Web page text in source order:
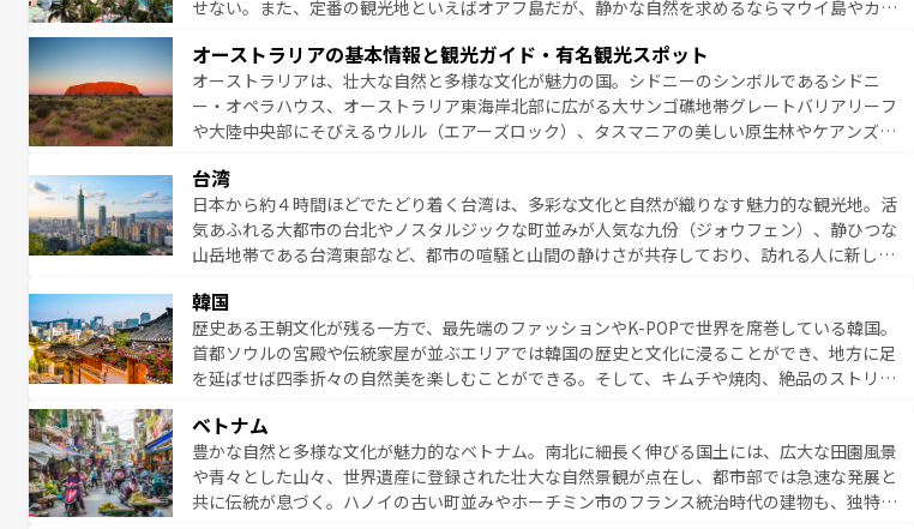
旅のスタイルだ。 なお、新着のアメリカ情報はコンテンツ一覧を参照してほしい。
せない。また、定番の観光地といえばオアフ島だが、静かな自然を求めるならマウイ島やカウ
る。「アロハスピリット」と呼ばれるおもてなしの心で訪れる人々を迎えてくれるハワイの
人々、おいしいローカルフードやハワイアンミュージック、伝統的なフラダンスなど、すべて
がハワイの魅力を彩っている。訪れるたびに新しい発見と感動が待っているハワイを、存分に
味わってほしい。 なお、新着のハワイ情報はコンテンツ一覧を参照してほしい。
オーストラリアの基本情報と観光ガイド・有名観光スポット
オーストラリアは、壮大な自然と多様な文化が魅力の国。シドニーのシンボルであるシドニ
ー・オペラハウス、オーストラリア東海岸北部に広がる大サンゴ礁地帯グレートバリアリーフ
や大陸中央部にそびえるウルル（エアーズロック）、タスマニアの美しい原生林やケアンズの
豊かで、美味しいものであふれている。アクティビティも充実しており、サーフィンやダイビ
ング、ハイキングなど、アウトドア好きにはたまらない。オーストラリアの多彩な魅力を存分
に味わいつくそう。 なお、新着のオーストラリア情報はコンテンツ一覧を参照してほしい。
台湾
日本から約４時間ほどでたどり着く台湾は、多彩な文化と自然が織りなす魅力的な観光地。活
気あふれる大都市の台北やノスタルジックな町並みが人気な九份（ジォウフェン）、静ひつな
山岳地帯である台湾東部など、都市の喧騒と山間の静けさが共存しており、訪れる人に新しい
から高級料理、ヘルシーで美容にもいいと評判のスイーツなど、バラエティ豊かな料理が味わ
える。 なお、新着の台湾情報はコンテンツ一覧を参照してほしい。
韓国
歴史ある王朝文化が残る一方で、最先端のファッションやK-POPで世界を席巻している韓国。
首都ソウルの宮殿や伝統家屋が並ぶエリアでは韓国の歴史と文化に浸ることができ、地方に足
を延ばせば四季折々の自然美を楽しむことができる。そして、キムチや焼肉、絶品のストリー
能できる。あたたかいホスピタリティに包まれながら、韓国の多彩な魅力を心ゆくまで味わっ
てみてほしい。 なお、新着の韓国情報はコンテンツ一覧を参照してほしい。
ベトナム
豊かな自然と多様な文化が魅力的なベトナム。南北に細長く伸びる国土には、広大な田園風景
や青々とした山々、世界遺産に登録された壮大な自然景観が点在し、都市部では急速な発展と
共に伝統が息づく。ハノイの古い町並みやホーチミン市のフランス統治時代の建物も、独特の